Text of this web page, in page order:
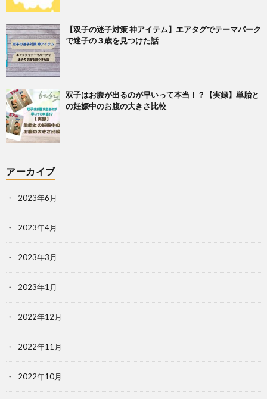
【双子の迷子対策 神アイテム】エアタグでテーマパーク
で迷子の３歳を見つけた話
双子はお腹が出るのが早いって本当！？【実録】単胎と
の妊娠中のお腹の大きさ比較
アーカイブ
2023年6月
2023年4月
2023年3月
2023年1月
2022年12月
2022年11月
2022年10月